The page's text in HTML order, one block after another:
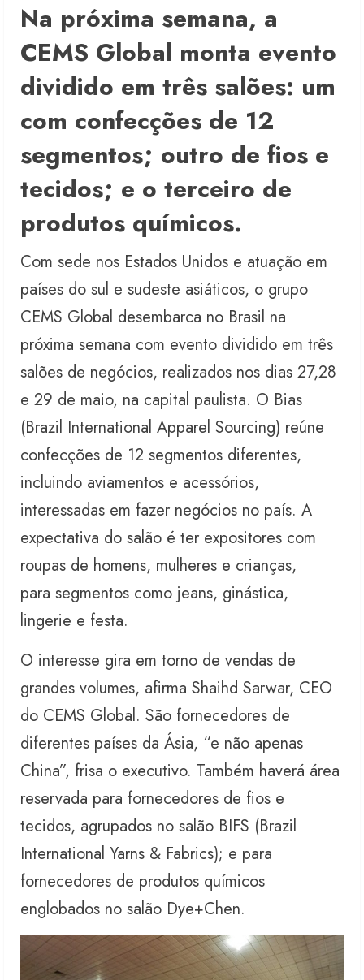
Na próxima semana, a
CEMS Global monta evento
dividido em três salões: um
com confecções de 12
segmentos; outro de fios e
tecidos; e o terceiro de
produtos químicos.
Com sede nos Estados Unidos e atuação em
países do sul e sudeste asiáticos, o grupo
CEMS Global desembarca no Brasil na
próxima semana com evento dividido em três
salões de negócios, realizados nos dias 27,28
e 29 de maio, na capital paulista. O Bias
(Brazil International Apparel Sourcing) reúne
confecções de 12 segmentos diferentes,
incluindo aviamentos e acessórios,
interessadas em fazer negócios no país. A
expectativa do salão é ter expositores com
roupas de homens, mulheres e crianças,
para segmentos como jeans, ginástica,
lingerie e festa.
O interesse gira em torno de vendas de
grandes volumes, afirma Shaihd Sarwar, CEO
do CEMS Global. São fornecedores de
diferentes países da Ásia, “e não apenas
China”, frisa o executivo. Também haverá área
reservada para fornecedores de fios e
tecidos, agrupados no salão BIFS (Brazil
International Yarns & Fabrics); e para
fornecedores de produtos químicos
englobados no salão Dye+Chen.